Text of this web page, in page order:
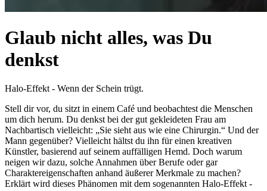
Glaub nicht alles, was Du
denkst
Halo-Effekt - Wenn der Schein trügt.
Stell dir vor, du sitzt in einem Café und beobachtest die Menschen
um dich herum. Du denkst bei der gut gekleideten Frau am
Nachbartisch vielleicht: „Sie sieht aus wie eine Chirurgin.“ Und der
Mann gegenüber? Vielleicht hältst du ihn für einen kreativen
Künstler, basierend auf seinem auffälligen Hemd. Doch warum
neigen wir dazu, solche Annahmen über Berufe oder gar
Charaktereigenschaften anhand äußerer Merkmale zu machen?
Erklärt wird dieses Phänomen mit dem sogenannten Halo-Effekt -